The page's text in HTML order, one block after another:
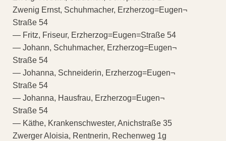
Zwenig Ernst, Schuhmacher, Erzherzog=Eugen¬
Straße 54
— Fritz, Friseur, Erzherzog=Eugen=Straße 54
— Johann, Schuhmacher, Erzherzog=Eugen¬
Straße 54
— Johanna, Schneiderin, Erzherzog=Eugen¬
Straße 54
— Johanna, Hausfrau, Erzherzog=Eugen¬
Straße 54
— Käthe, Krankenschwester, Anichstraße 35
Zwerger Aloisia, Rentnerin, Rechenweg 1g